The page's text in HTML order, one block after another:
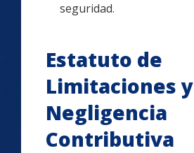
seguridad.
Estatuto de
Limitaciones y
Negligencia
Contributiva